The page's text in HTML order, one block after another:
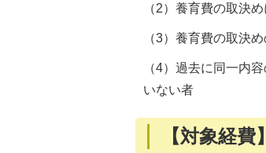
（2）養育費の取決
（3）養育費の取決
（4）過去に同一内
いない者
【対象経